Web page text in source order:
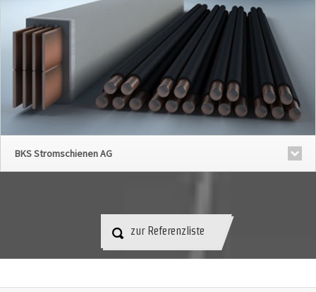
BKS Stromschienen AG
zur Referenzliste